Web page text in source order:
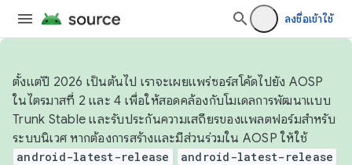
ลงชื่อเข้าใช้
ตั้งแต่ปี 2026 เป็นต้นไป เราจะเผยแพร่ซอร์สโค้ดไปยัง AOSP
ในไตรมาสที่ 2 และ 4 เพื่อให้สอดคล้องกับโมเดลการพัฒนาแบบ
Trunk Stable และรับประกันความเสถียรของแพลตฟอร์มสำหรับ
ระบบนิเวศ หากต้องการสร้างและมีส่วนร่วมใน AOSP ให้ใช้
android-latest-release android-latest-release